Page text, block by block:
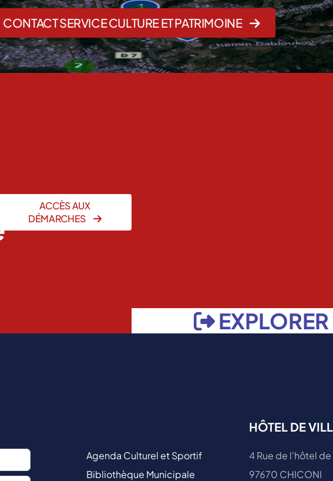
CONTACT SERVICE CULTURE ET PATRIMOINE
ACCÈS AUX
DÉMARCHES
Agenda Culturel et Sportif
Bibliothèque Municipale
HÔTEL DE
4 Rue de l'hôtel de
97670 CHICONI